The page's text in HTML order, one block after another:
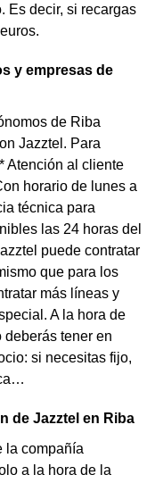
Es decir, si recargas
y empresas de
de Riba
Jazztel. Para
Atención al cliente
horario de lunes a
técnica para
las 24 horas del
puede contratar
que para los
más líneas y
A la hora de
tener en
si necesitas fijo,
de Jazztel en Riba
la compañía
a la hora de la